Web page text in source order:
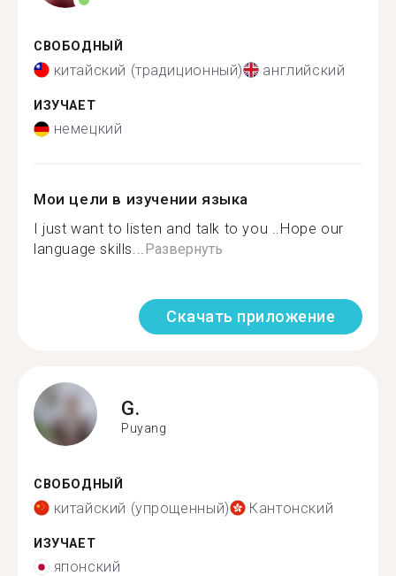
СВОБОДНЫЙ
китайский (традиционный) английский
ИЗУЧАЕТ
немецкий
Мои цели в изучении языка
I just want to listen and talk to you ..Hope our
language skills...Развернуть
Скачать приложение
G.
Puyang
СВОБОДНЫЙ
китайский (упрощенный) Кантонский
ИЗУЧАЕТ
японский